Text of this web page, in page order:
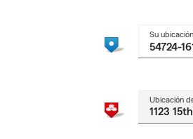
Su ubicación
Ubicación